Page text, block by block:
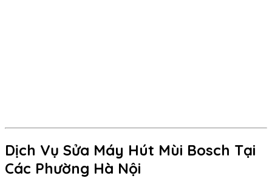
Dịch Vụ Sửa Máy Hút Mùi Bosch Tại
Các Phường Hà Nội